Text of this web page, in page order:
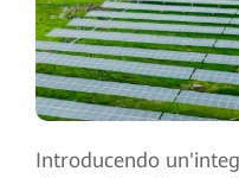
Introducendo